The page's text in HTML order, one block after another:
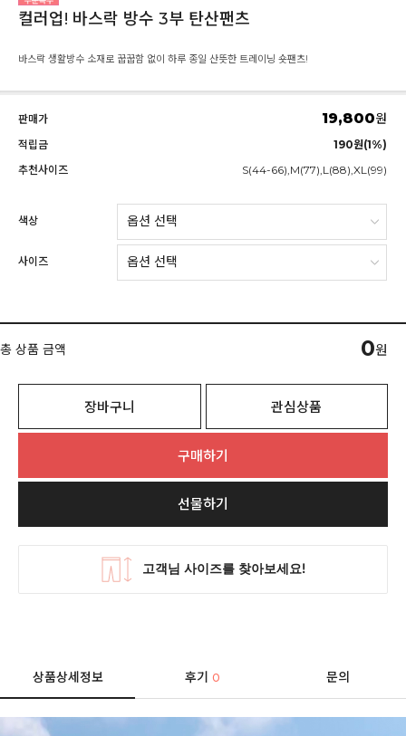
컬러업! 바스락 방수 3부 탄산팬츠
바스락 생활방수 소재로 꿉꿉함 없이 하루 종일 산뜻한 트레이닝 숏팬츠!
판매가 19,800원
적립금
190원(1%)
추천사이즈
S(44-66),M(77),L(88),XL(99)
색상
사이즈
총 상품 금액 0원
장바구니 관심상품
구매하기
선물하기
상품상세정보 후기0 문의